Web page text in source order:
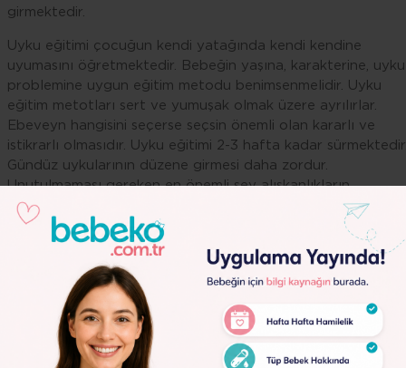
Lorem
girmektedir.
Uyku eğitimi çocuğun kendi yatağında kendi kendine
uyumasını öğretmektedir. Bebeğin yaşına, karakterine, uyku
problemine uygun eğitim metodu benimsenmelidir. Uyku
eğitim metotları sert ve yumuşak olmak üzere ayrılırlar.
Ebeveyn hangisini seçerse seçsin önemli olan kararlı ve
istikrarlı olmasıdır. Uyku eğitimi 2-3 hafta kadar
Gündüz uykularının düzene girmesi daha zordur.
Unutulmaması gereken en önemli şey alışkanlıkların
değişmesinin zaman almasıdır. Bu süreçte yapılan her bir
uygulamada tutarlı olmaktır.
Kötü uyku bağımlılıkları nelerdir?
1. Sallayarak uyutma; Büyüklerimizden öğrendiğimiz ve çok
sık kullandığımız yöntemdir. Bebekler sallandığında uyur.
Çünkü; hamileliğimiz boyunca anne karnında tıngır mıngır
bebek uyur. En güvendiği yer orasıdır.